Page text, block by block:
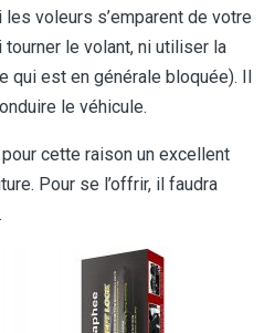
voleurs s’emparent de votre
le volant, ni utiliser la
qui est en générale bloquée). Il
le véhicule.
cette raison un excellent
Pour se l’offrir, il faudra